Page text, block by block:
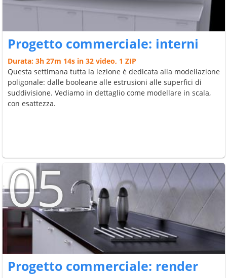
Progetto commerciale: interni
Durata: 3h 27m 14s in 32 video, 1 ZIP
Questa settimana tutta la lezione è dedicata alla modellazione
poligonale: dalle booleane alle estrusioni alle superfici di
suddivisione. Vediamo in dettaglio come modellare in scala,
con esattezza.
05
Progetto commerciale: render